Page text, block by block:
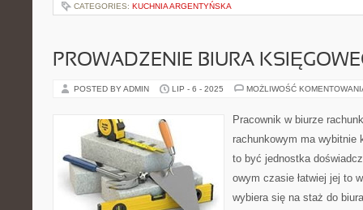
CATEGORIES: KUCHNIA ARGENTYŃSKA
PROWADZENIE BIURA
POSTED BY ADMIN LIP - 6 - 2025 MOŻLIWOŚĆ
Pracownik w biurze
rachunkowym ma wybitnie
to być jednostka
owym czasie łatwiej jej to
wybiera się na staż do